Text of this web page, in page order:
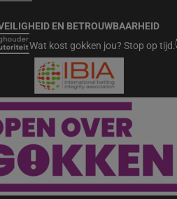
EN BETROUWBAARHEID
Wat kost gokken jou? Stop op tijd.